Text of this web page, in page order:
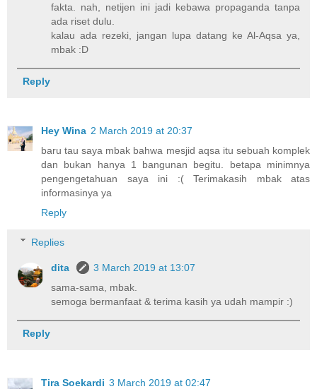
fakta. nah, netijen ini jadi kebawa propaganda tanpa
ada riset dulu.
kalau ada rezeki, jangan lupa datang ke Al-Aqsa ya,
mbak :D
Reply
Hey Wina 2 March 2019 at 20:37
baru tau saya mbak bahwa mesjid aqsa itu sebuah komplek
dan bukan hanya 1 bangunan begitu. betapa minimnya
pengengetahuan saya ini :( Terimakasih mbak atas
informasinya ya
Reply
Replies
dita
3 March 2019 at 13:07
sama-sama, mbak.
semoga bermanfaat & terima kasih ya udah mampir :)
Reply
Tira Soekardi 3 March 2019 at 02:47